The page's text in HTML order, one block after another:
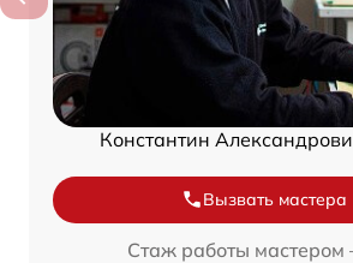
Константин
Вызвать мастера
Стаж работы мастером